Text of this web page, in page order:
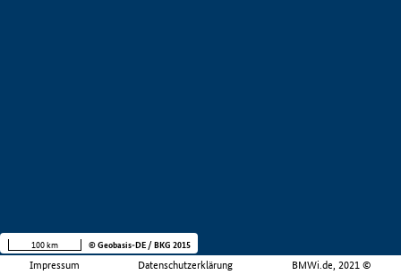
Impressum Datenschutzerklärung BMWi.de, 2021 ©
100 km © Geobasis-DE / BKG 2015